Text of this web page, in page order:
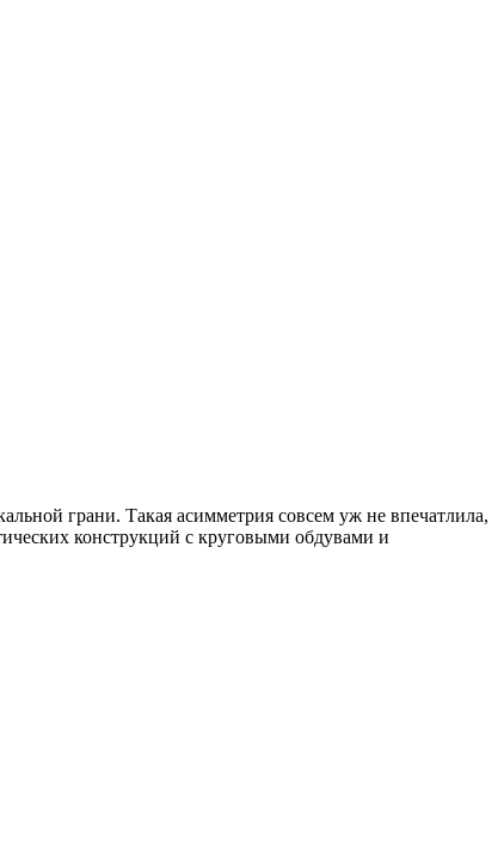
грани. Такая асимметрия совсем уж не впечатлила,
конструкций с круговыми обдувами и